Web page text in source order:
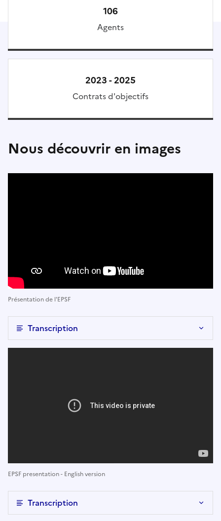
106
Agents
2023 - 2025
Contrats d'objectifs
Nous découvrir en images
Présentation de l'EPSF
Transcription
EPSF presentation - English version
Transcription